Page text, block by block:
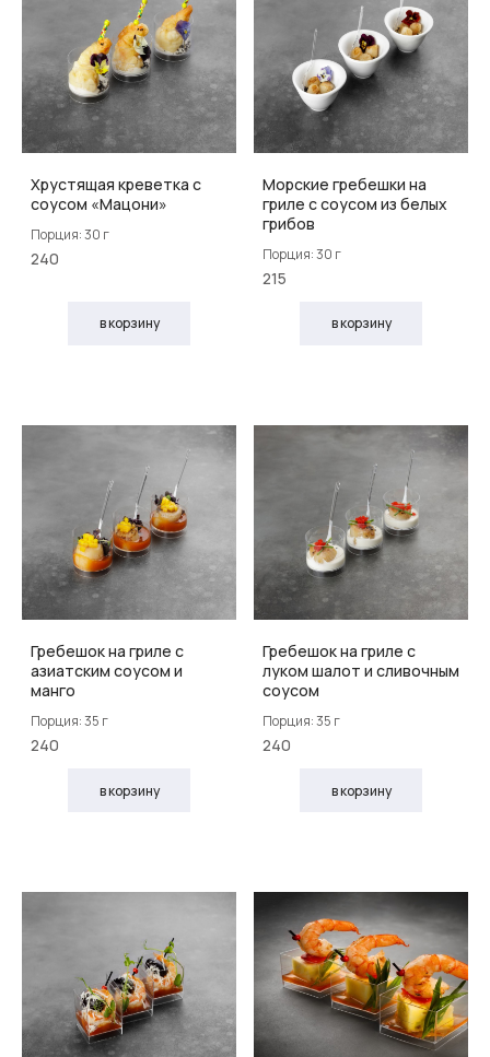
Хрустящая креветка с
соусом «Мацони»
Порция: 30 г
240
в корзину
Морские гребешки на
гриле с соусом из белых
грибов
Порция: 30 г
215
в корзину
Гребешок на гриле с
азиатским соусом и
манго
Порция: 35 г
240
в корзину
Гребешок на гриле с
луком шалот и сливочным
соусом
Порция: 35 г
240
в корзину